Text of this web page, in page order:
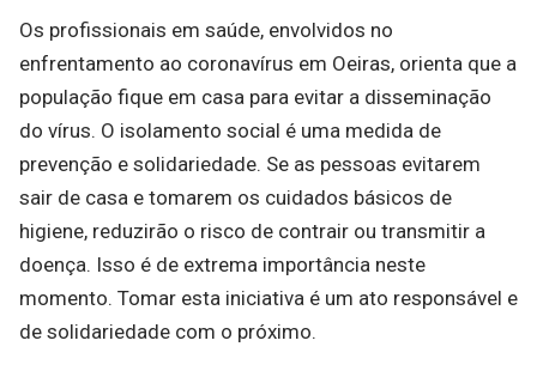
Os profissionais em saúde, envolvidos no
enfrentamento ao coronavírus em Oeiras, orienta que a
população fique em casa para evitar a disseminação
do vírus. O isolamento social é uma medida de
prevenção e solidariedade. Se as pessoas evitarem
sair de casa e tomarem os cuidados básicos de
higiene, reduzirão o risco de contrair ou transmitir a
doença. Isso é de extrema importância neste
momento. Tomar esta iniciativa é um ato responsável e
de solidariedade com o próximo.